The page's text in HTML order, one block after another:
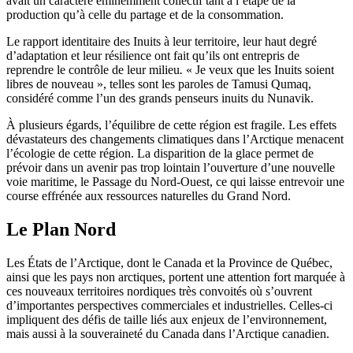
production qu’à celle du partage et de la consommation.
Le rapport identitaire des Inuits à leur territoire, leur haut degré
d’adaptation et leur résilience ont fait qu’ils ont entrepris de
reprendre le contrôle de leur milieu. « Je veux que les Inuits soient
libres de nouveau », telles sont les paroles de Tamusi Qumaq,
considéré comme l’un des grands penseurs inuits du Nunavik.
À plusieurs égards, l’équilibre de cette région est fragile. Les effets
dévastateurs des changements climatiques dans l’Arctique menacent
l’écologie de cette région. La disparition de la glace permet de
prévoir dans un avenir pas trop lointain l’ouverture d’une nouvelle
voie maritime, le Passage du Nord-Ouest, ce qui laisse entrevoir une
course effrénée aux ressources naturelles du Grand Nord.
Le Plan Nord
Les États de l’Arctique, dont le Canada et la Province de Québec,
ainsi que les pays non arctiques, portent une attention fort marquée à
ces nouveaux territoires nordiques très convoités où s’ouvrent
d’importantes perspectives commerciales et industrielles. Celles-ci
impliquent des défis de taille liés aux enjeux de l’environnement,
mais aussi à la souveraineté du Canada dans l’Arctique canadien.